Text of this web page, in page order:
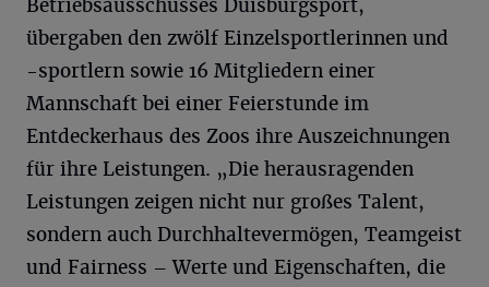
Betriebsausschusses Duisburgsport,
übergaben den zwölf Einzelsportlerinnen und
-sportlern sowie 16 Mitgliedern einer
Mannschaft bei einer Feierstunde im
Entdeckerhaus des Zoos ihre Auszeichnungen
für ihre Leistungen. „Die herausragenden
Leistungen zeigen nicht nur großes Talent,
sondern auch Durchhaltevermögen, Teamgeist
und Fairness – Werte und Eigenschaften, die